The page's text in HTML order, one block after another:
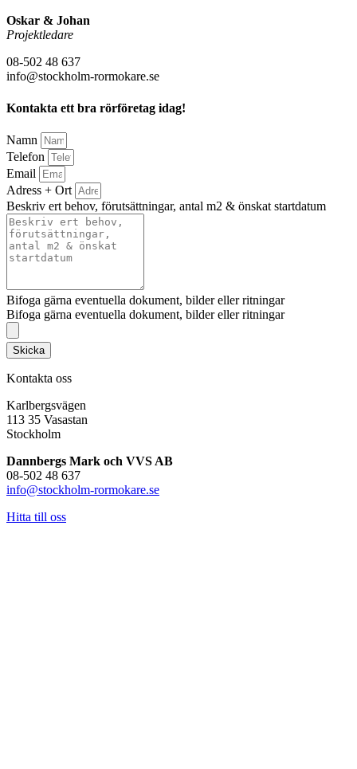
Oskar & Johan
Projektledare
08-502 48 637
info@stockholm-rormokare.se
Kontakta ett bra rörföretag idag!
Namn
Telefon
Email
Adress + Ort
Beskriv ert behov, förutsättningar, antal m2 & önskat startdatum
Bifoga gärna eventuella dokument, bilder eller ritningar
Bifoga gärna eventuella dokument, bilder eller ritningar
Skicka
Kontakta oss
Karlbergsvägen
113 35 Vasastan
Stockholm
Dannbergs Mark och VVS AB
08-502 48 637
info@stockholm-rormokare.se
Hitta till oss